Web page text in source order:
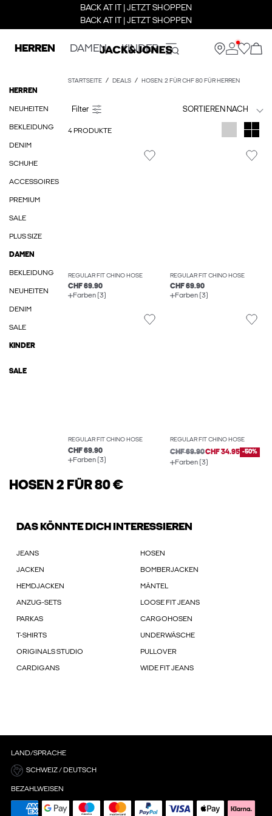
BACK AT IT | JETZT SHOPPEN
BACK AT IT | JETZT SHOPPEN
HERREN DAMEN KINDER
HERREN
NEUHEITEN
BEKLEIDUNG
DENIM
SCHUHE
ACCESSOIRES
PREMIUM
SALE
PLUS SIZE
DAMEN
BEKLEIDUNG
NEUHEITEN
DENIM
SALE
KINDER
SALE
STARTSEITE DEALS HOSEN: 2 FÜR CHF 80 FÜR HERREN
SORTIEREN NACH
4 PRODUKTE
REGULAR FIT CHINO HOSE
CHF 69.90
Farben (3)
REGULAR FIT CHINO HOSE
CHF 69.90
Farben (3)
REGULAR FIT CHINO HOSE
CHF 69.90
Farben (3)
REGULAR FIT CHINO HOSE
CHF 69.90CHF 34.95 -50%
Farben (3)
HOSEN 2 FÜR 80 €
DAS KÖNNTE DICH INTERESSIEREN
JEANS HOSEN
JACKEN BOMBERJACKEN
HEMDJACKEN MÄNTEL
ANZUG-SETS LOOSE FIT JEANS
PARKAS CARGOHOSEN
T-SHIRTS UNDERWÄSCHE
ORIGINALS STUDIO PULLOVER
CARDIGANS WIDE FIT JEANS
LAND/SPRACHE
SCHWEIZ / DEUTSCH
BEZAHLWEISEN